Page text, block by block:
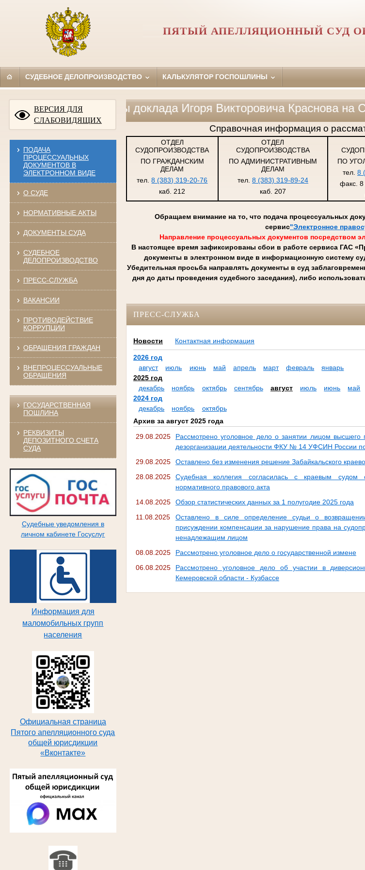
ПЯТЫЙ АПЕЛЛЯЦИОННЫЙ СУД
СУДЕБНОЕ ДЕЛОПРОИЗВОДСТВО КАЛЬКУЛЯТОР ГОСПОШЛИНЫ
ВЕРСИЯ ДЛЯ
СЛАБОВИДЯЩИХ
ПОДАЧА
ПРОЦЕССУАЛЬНЫХ
ДОКУМЕНТОВ В
ЭЛЕКТРОННОМ ВИДЕ
О СУДЕ
НОРМАТИВНЫЕ АКТЫ
ДОКУМЕНТЫ СУДА
СУДЕБНОЕ
ДЕЛОПРОИЗВОДСТВО
ПРЕСС-СЛУЖБА
ВАКАНСИИ
ПРОТИВОДЕЙСТВИЕ
КОРРУПЦИИ
ОБРАЩЕНИЯ ГРАЖДАН
ВНЕПРОЦЕССУАЛЬНЫЕ
ОБРАЩЕНИЯ
ГОСУДАРСТВЕННАЯ
ПОШЛИНА
РЕКВИЗИТЫ
ДЕПОЗИТНОГО СЧЕТА
СУДА
Судебные уведомления в
личном кабинете Госуслуг
Информация для
маломобильных групп
населения
Официальная страница
Пятого апелляционного суда
общей юрисдикции
«Вконтакте»
тезисы доклада Игоря Викторовича Краснова на
Справочная информация о
ОТДЕЛ
СУДОПРОИЗВОДСТВА
ПО ГРАЖДАНСКИМ
ДЕЛАМ
тел.8 (383) 319-20-76
каб. 212
ОТДЕЛ
СУДОПРОИЗВОДСТВА
ПО АДМИНИСТРАТИВНЫМ
ДЕЛАМ
тел. 8 (383) 319-89-24
каб. 207
ПО
тел. 8
факс.
Обращаем внимание на то, что подача процессуальных
сервис"Электронное
Направление процессуальных документов посредством
В настоящее время зафиксированы сбои в работе сервиса ГАС
документы в электронном виде в информационную систему
Убедительная просьба направлять документы в суд
дня до даты проведения судебного заседания), либо
ПРЕСС-СЛУЖБА
Новости Контактная информация
2026 год
август
июль июнь май апрель март февраль
январь
2025 год
декабрь
ноябрь октябрь сентябрь август июль июнь май
2024 год
декабрь
ноябрь
октябрь
Архив за август 2025 года
29.08.2025
Рассмотрено уголовное дело о занятии лицом
дезорганизации деятельности ФКУ № 14 УФСИН России
29.08.2025
Оставлено без изменения решение Забайкальского
28.08.2025
Судебная коллегия согласилась с краевым судом
нормативного правового акта
14.08.2025
Обзор статистических данных за 1 полугодие 2025 года
11.08.2025
Оставлено в силе определение судьи о
присуждении компенсации за нарушение права на
ненадлежащим лицом
08.08.2025
Рассмотрено уголовное дело о государственной измене
06.08.2025
Рассмотрено уголовное дело об участии в
Кемеровской области - Кузбассе